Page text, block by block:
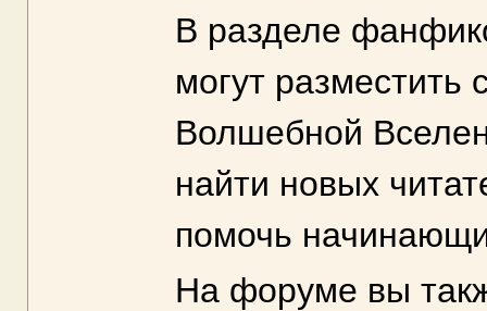
В разделе
могут разместить
Волшебной
найти новых
помочь
На форуме вы